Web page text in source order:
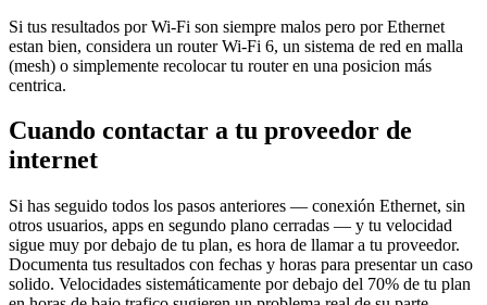
Si tus resultados por Wi-Fi son siempre malos pero por Ethernet
estan bien, considera un router Wi-Fi 6, un sistema de red en malla
(mesh) o simplemente recolocar tu router en una posicion más
centrica.
Cuando contactar a tu proveedor de
internet
Si has seguido todos los pasos anteriores — conexión Ethernet, sin
otros usuarios, apps en segundo plano cerradas — y tu velocidad
sigue muy por debajo de tu plan, es hora de llamar a tu proveedor.
Documenta tus resultados con fechas y horas para presentar un caso
solido. Velocidades sistemáticamente por debajo del 70% de tu plan